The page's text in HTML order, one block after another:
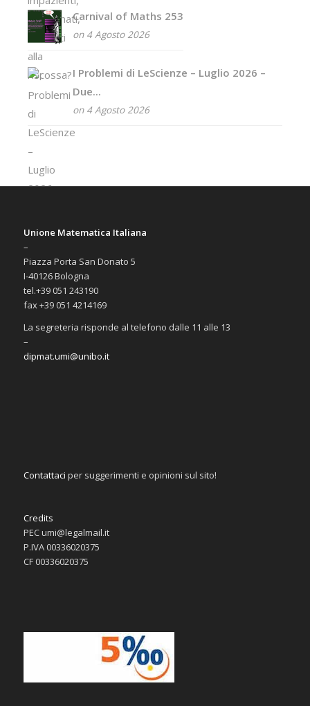
Carnival of Maths 253
on 4 Agosto 2026
I Problemi di LeScienze – Luglio 2026 –
Due...
on 4 Agosto 2026
Unione Matematica Italiana
–
Piazza Porta San Donato 5
I-40126 Bologna
tel.+39 051 243190
fax +39 051 4214169
La segreteria risponde al telefono dalle 11 alle 13
–
dipmat.umi@unibo.it
Contattaci per suggerimenti e opinioni sul sito!
Credits
PEC umi@legalmail.it
P.IVA 00336020375
CF 00336020375